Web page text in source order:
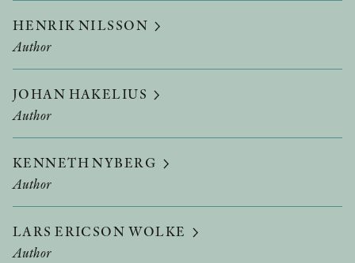
HENRIK NILSSON
Author
JOHAN HAKELIUS
Author
KENNETH NYBERG
Author
LARS ERICSON WOLKE
Author